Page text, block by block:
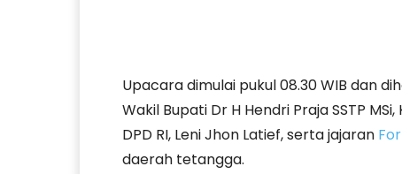
Upacara dimulai pukul 08.30 WIB dan
Wakil Bupati Dr H Hendri Praja SSTP
DPD RI, Leni Jhon Latief, serta jajaran
daerah tetangga.